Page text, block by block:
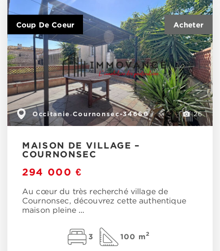
26
Occitanie , Cournonsec-34660
Coup De Coeur
MAISON DE VILLAGE –
COURNONSEC
294 000 €
Au cœur du très recherché village de
Cournonsec, découvrez cette authentique
maison pleine …
3 100 m2